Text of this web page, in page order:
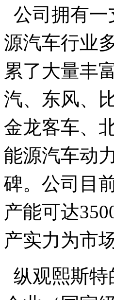
公司拥有
源汽车行业
累了大量丰
汽、东风、
金龙客车、
能源汽车动
碑。​公司目
产能可达
产实力为市
纵观熙斯特